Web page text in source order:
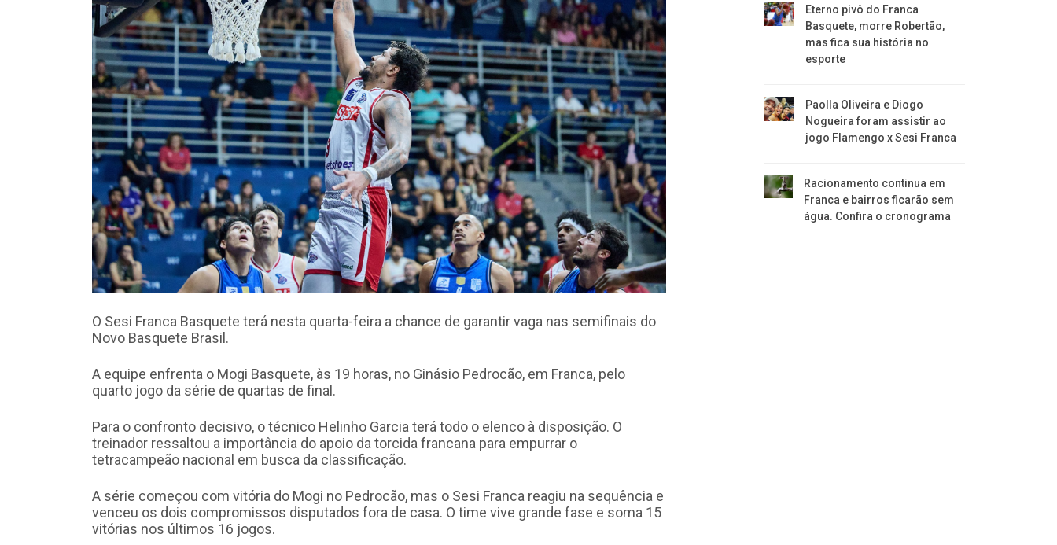
O Sesi Franca Basquete terá nesta quarta-feira a chance de garantir vaga nas semifinais do
Novo Basquete Brasil.
A equipe enfrenta o Mogi Basquete, às 19 horas, no Ginásio Pedrocão, em Franca, pelo
quarto jogo da série de quartas de final.
Para o confronto decisivo, o técnico Helinho Garcia terá todo o elenco à disposição. O
treinador ressaltou a importância do apoio da torcida francana para empurrar o
tetracampeão nacional em busca da classificação.
A série começou com vitória do Mogi no Pedrocão, mas o Sesi Franca reagiu na sequência e
venceu os dois compromissos disputados fora de casa. O time vive grande fase e soma 15
vitórias nos últimos 16 jogos.
Eterno pivô do Franca
Basquete, morre Robertão,
mas fica sua história no
esporte
Paolla Oliveira e Diogo
Nogueira foram assistir ao
jogo Flamengo x Sesi Franca
Racionamento continua em
Franca e bairros ficarão sem
água. Confira o cronograma